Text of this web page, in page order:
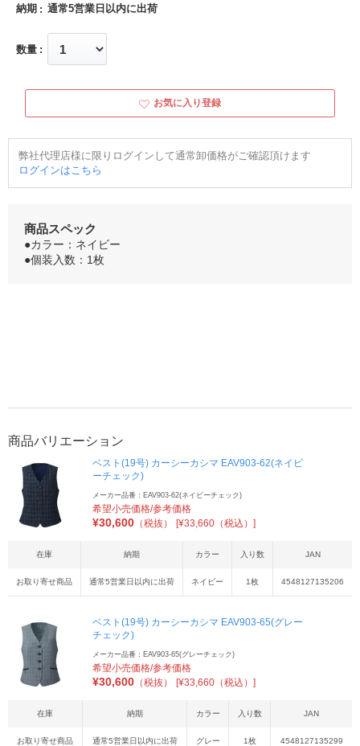
納期 通常5営業日以内に出荷
数量
お気に入り登録
弊社代理店様に限りログインして通常卸価格がご確認頂けます
ログインはこちら
商品スペック
●カラー：ネイビー
●個装入数：1枚
商品バリエーション
ベスト(19号) カーシーカシマ EAV903-62(ネイビ
ーチェック)
メーカー品番：EAV903-62(ネイビーチェック)
希望小売価格/参考価格
¥30,600 （税抜） [¥33,660（税込）]
在庫 納期 カラー 入り数 JAN
お取り寄せ商品 通常5営業日以内に出荷 ネイビー 1枚 4548127135206
ベスト(19号) カーシーカシマ EAV903-65(グレー
チェック)
メーカー品番：EAV903-65(グレーチェック)
希望小売価格/参考価格
¥30,600 （税抜） [¥33,660（税込）]
在庫 納期 カラー 入り数 JAN
お取り寄せ商品 通常5営業日以内に出荷 グレー 1枚 4548127135299